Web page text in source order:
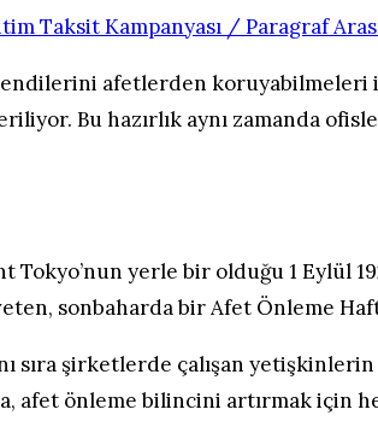
afetlerden
Bu hazırlık aynı zamanda
Tokyo’nun yerle bir olduğu 1 Eylül
sonbaharda bir Afet Önleme
sıra şirketlerde çalışan
afet önleme bilincini artırmak için